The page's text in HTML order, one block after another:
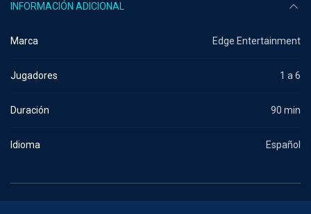
INFORMACIÓN ADICIONAL
Marca Edge Entertainment
Jugadores 1 a 6
Duración 90 min
Idioma Español